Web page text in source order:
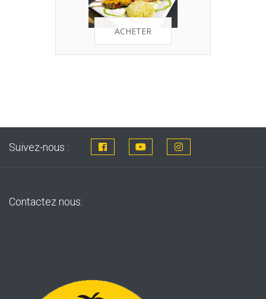
ACHETER
Suivez-nous :
Contactez nous: